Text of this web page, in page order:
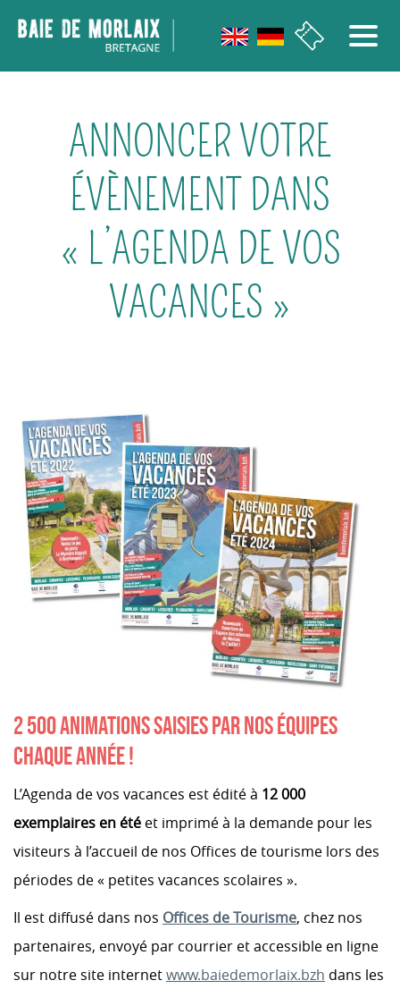
ANNONCER VOTRE
ÉVÈNEMENT DANS
« L’AGENDA DE VOS
VACANCES »
2 500 ANIMATIONS SAISIES PAR NOS ÉQUIPES
CHAQUE ANNÉE !
L’Agenda de vos vacances est édité à 12 000
exemplaires en été et imprimé à la demande pour les
visiteurs à l’accueil de nos Offices de tourisme lors des
périodes de « petites vacances scolaires ».
Il est diffusé dans nos Offices de Tourisme, chez nos
partenaires, envoyé par courrier et accessible en ligne
sur notre site internetwww.baiedemorlaix.bzh dans les